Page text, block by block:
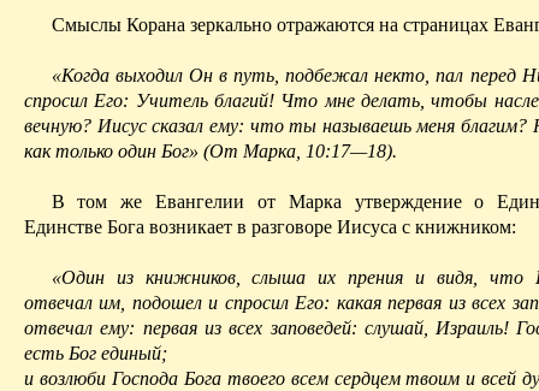
Смыслы Корана зеркально отражаются на страницах
«Когда выходил Он в путь, подбежал некто, пал перед
спросил Его: Учитель благий! Что мне делать, чтобы
вечную? Иисус сказал ему: что ты называешь меня благим?
как только один Бог» (От Марка, 10:17—18).
В том же Евангелии от Марка утверждение о Е
Единстве Бога возникает в разговоре Иисуса с книжником:
«Один из книжников, слыша их прения и видя, что
отвечал им, подошел и спросил Его: какая первая из всех
отвечал ему: первая из всех заповедей: слушай, Израиль!
есть Бог единый;
и возлюби Господа Бога твоего всем сердцем твоим и всей